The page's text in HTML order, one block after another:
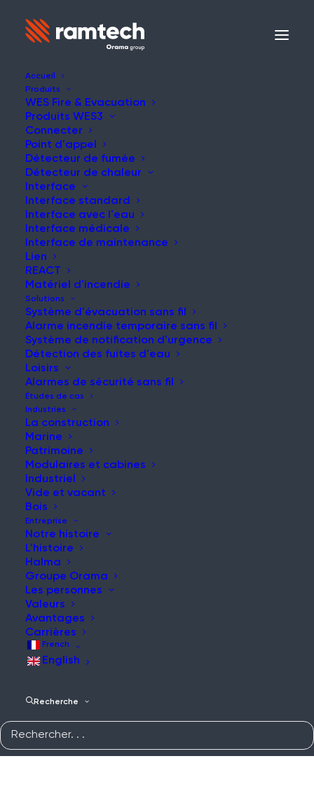
Accueil
Produits
WES Fire & Evacuation
Produits WES3
Connecter
Point d'appel
Détecteur de fumée
Détecteur de chaleur
Interface
Interface standard
Interface avec l'eau
Interface médicale
Interface de maintenance
Lien
REACT
Matériel d'incendie
Solutions
Système d'évacuation sans fil
Alarme incendie temporaire sans fil
Système de notification d'urgence
Détection des fuites d'eau
Loisirs
Alarmes de sécurité sans fil
Études de cas
Industries
La construction
Marine
Patrimoine
Modulaires et cabines
Industriel
Vide et vacant
Bois
Entreprise
Notre histoire
L'histoire
Halma
Groupe Orama
Les personnes
Valeurs
Avantages
Carrières
French
English
Recherche
NOUVELLES ET MISES À JOUR
Restez informé de nos
dernières nouvelles et
réflexions
Grenfell s'est arrêté
Article
Lire la suite